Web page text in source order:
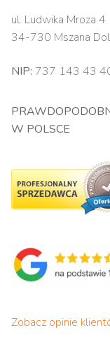
ul. Ludwika Mroza 4
34-730 Mszana
NIP: 737 143 43
W POLSCE
Zobacz opinie